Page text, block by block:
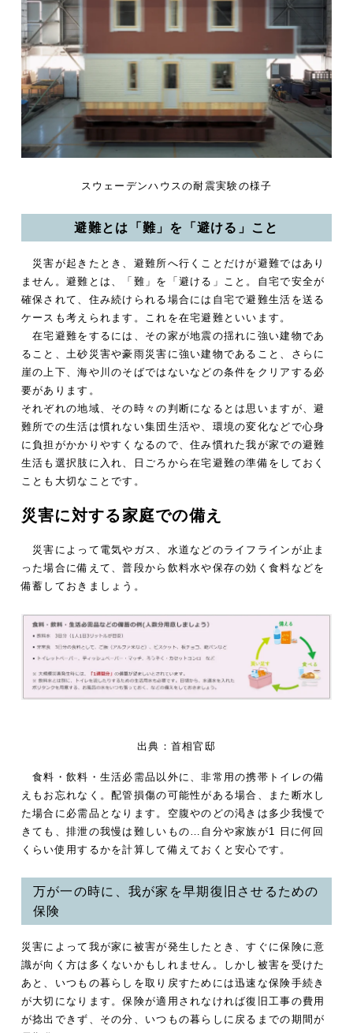
スウェーデンハウスの耐震実験の様子
避難とは「難」を「避ける」こと
災害が起きたとき、避難所へ行くことだけが避難ではあり
ません。避難とは、「難」を「避ける」こと。自宅で安全が
確保されて、住み続けられる場合には自宅で避難生活を送る
ケースも考えられます。これを在宅避難といいます。
在宅避難をするには、その家が地震の揺れに強い建物であ
ること、土砂災害や豪雨災害に強い建物であること、さらに
崖の上下、海や川のそばではないなどの条件をクリアする必
要があります。
それぞれの地域、その時々の判断になるとは思いますが、避
難所での生活は慣れない集団生活や、環境の変化などで心身
に負担がかかりやすくなるので、住み慣れた我が家での避難
生活も選択肢に入れ、日ごろから在宅避難の準備をしておく
ことも大切なことです。
災害に対する家庭での備え
災害によって電気やガス、水道などのライフラインが止ま
った場合に備えて、普段から飲料水や保存の効く食料などを
備蓄しておきましょう。
出典：首相官邸
食料・飲料・生活必需品以外に、非常用の携帯トイレの備
えもお忘れなく。配管損傷の可能性がある場合、また断水し
た場合に必需品となります。空腹やのどの渇きは多少我慢で
きても、排泄の我慢は難しいもの…自分や家族が1 日に何回
くらい使用するかを計算して備えておくと安心です。
万が一の時に、我が家を早期復旧させるための
保険
災害によって我が家に被害が発生したとき、すぐに保険に意
識が向く方は多くないかもしれません。しかし被害を受けた
あと、いつもの暮らしを取り戻すためには迅速な保険手続き
が大切になります。保険が適用されなければ復旧工事の費用
が捻出できず、その分、いつもの暮らしに戻るまでの期間が